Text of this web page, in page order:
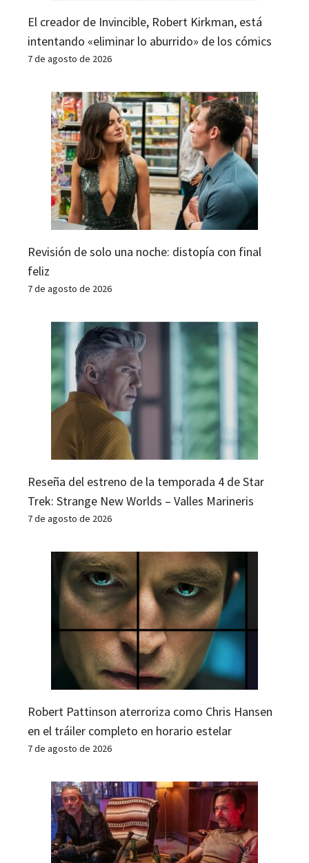
El creador de Invincible, Robert Kirkman, está
intentando «eliminar lo aburrido» de los cómics
7 de agosto de 2026
Revisión de solo una noche: distopía con final
feliz
7 de agosto de 2026
Reseña del estreno de la temporada 4 de Star
Trek: Strange New Worlds – Valles Marineris
7 de agosto de 2026
Robert Pattinson aterroriza como Chris Hansen
en el tráiler completo en horario estelar
7 de agosto de 2026